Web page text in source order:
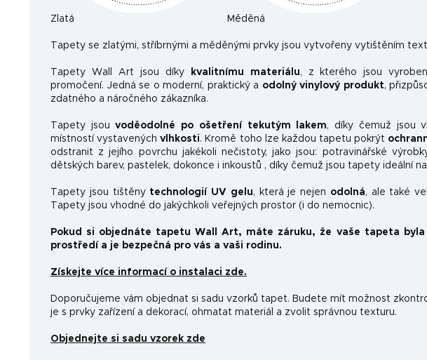
Zlatá Měděná
Tapety se zlatými, stříbrnými a měděnými prvky jsou vytvořeny vytištěním
Tapety Wall Art jsou díky kvalitnímu materiálu, z kterého jsou
promočení. Jedná se o moderní, praktický a odolný vinylový produkt,
zdatného a náročného zákazníka.
Tapety jsouvoděodolné po ošetření tekutým lakem, díky čemuž jsou
místností vystavenýchvlhkosti. Kromě toho lze každou tapetu pokrýt
odstranit z jejího povrchu jakékoli nečistoty, jako jsou: potravinářské
dětských barev, pastelek, dokonce i inkoustů , díky čemuž jsou tapety ideální
Tapety jsou tištěny technologií UV gelu, která je nejen odolná, ale také
Tapety jsou vhodné do jakýchkoli veřejných prostor (i do nemocnic).
Pokud si objednáte tapetu Wall Art, máte záruku, že vaše tapeta
prostředí a je bezpečná pro vás a vaši rodinu.
Získejte více informací o instalaci zde.
Doporučujeme vám objednat si sadu vzorků tapet. Budete mít možnost
je s prvky zařízení a dekorací, ohmatat materiál a zvolit správnou texturu.
Objednejte si sadu vzorek zde